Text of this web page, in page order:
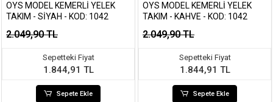
OYS MODEL KEMERLI YELEK
TAKIM - SIYAH - KOD: 1042
2.049,90 TL
Sepetteki Fiyat
1.844,91 TL
Sepete Ekle
OYS MODEL KEMERLI YELEK
TAKIM - KAHVE - KOD: 1042
2.049,90 TL
Sepetteki Fiyat
1.844,91 TL
Sepete Ekle